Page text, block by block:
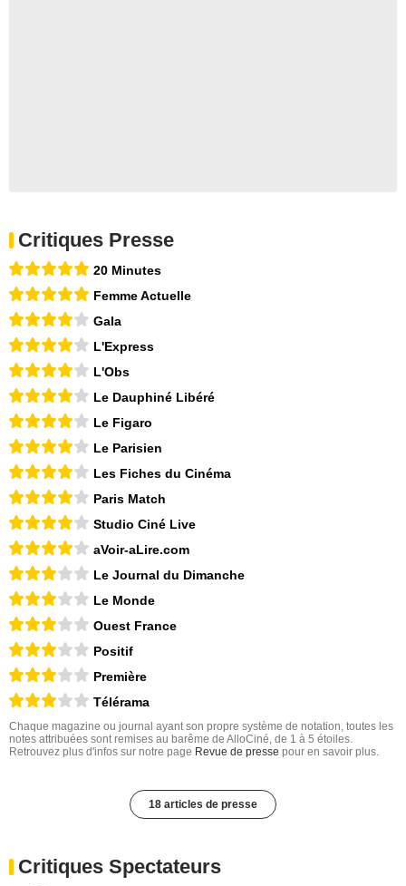
Critiques Presse
20 Minutes
Femme Actuelle
Gala
L'Express
L'Obs
Le Dauphiné Libéré
Le Figaro
Le Parisien
Les Fiches du Cinéma
Paris Match
Studio Ciné Live
aVoir-aLire.com
Le Journal du Dimanche
Le Monde
Ouest France
Positif
Première
Télérama
Chaque magazine ou journal ayant son propre système de notation, toutes les
notes attribuées sont remises au barême de AlloCiné, de 1 à 5 étoiles.
Retrouvez plus d'infos sur notre page Revue de presse pour en savoir plus.
18 articles de presse
Critiques Spectateurs